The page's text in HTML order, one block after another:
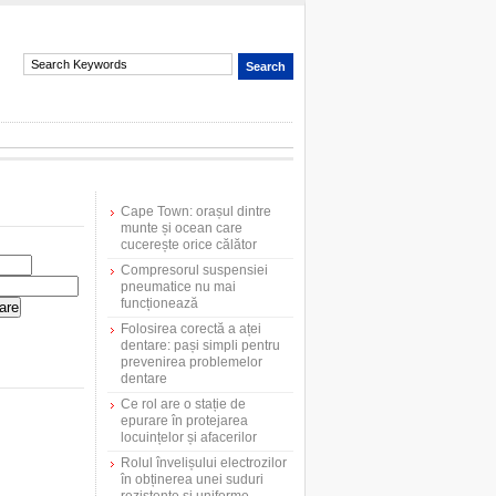
Cape Town: orașul dintre
munte și ocean care
cucerește orice călător
Compresorul suspensiei
pneumatice nu mai
funcționează
Folosirea corectă a aței
dentare: pași simpli pentru
prevenirea problemelor
dentare
Ce rol are o stație de
epurare în protejarea
locuințelor și afacerilor
Rolul învelișului electrozilor
în obținerea unei suduri